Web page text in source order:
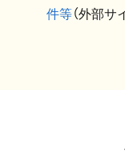
件等（外部サ